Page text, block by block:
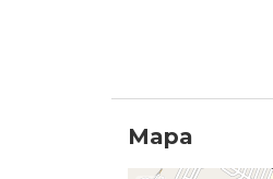
Mapa